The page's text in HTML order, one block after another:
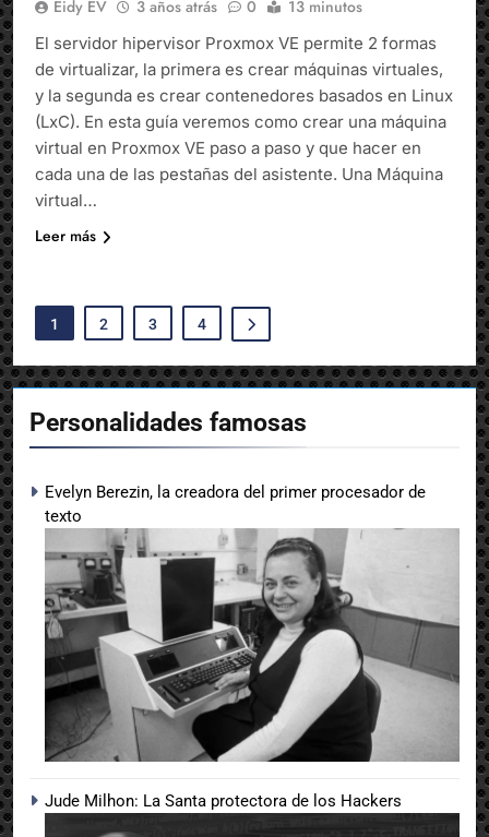
Personalidades famosas
Evelyn Berezin, la creadora del primer procesador de
texto
Jude Milhon: La Santa protectora de los Hackers
Eidy EV 3 años atrás 0 13 minutos
El servidor hipervisor Proxmox VE permite 2 formas
de virtualizar, la primera es crear máquinas virtuales,
y la segunda es crear contenedores basados en Linux
(LxC). En esta guía veremos como crear una máquina
virtual en Proxmox VE paso a paso y que hacer en
cada una de las pestañas del asistente. Una Máquina
virtual…
Leer más
1 2 3 4